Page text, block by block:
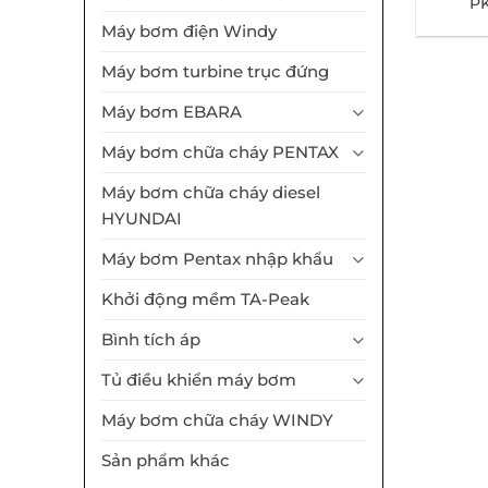
Máy bơm điện Windy
Máy bơm turbine trục đứng
Máy bơm EBARA
Máy bơm chữa cháy PENTAX
Máy bơm chữa cháy diesel
HYUNDAI
Máy bơm Pentax nhập khẩu
Khởi động mềm TA-Peak
Bình tích áp
Tủ điều khiển máy bơm
Máy bơm chữa cháy WINDY
Sản phẩm khác